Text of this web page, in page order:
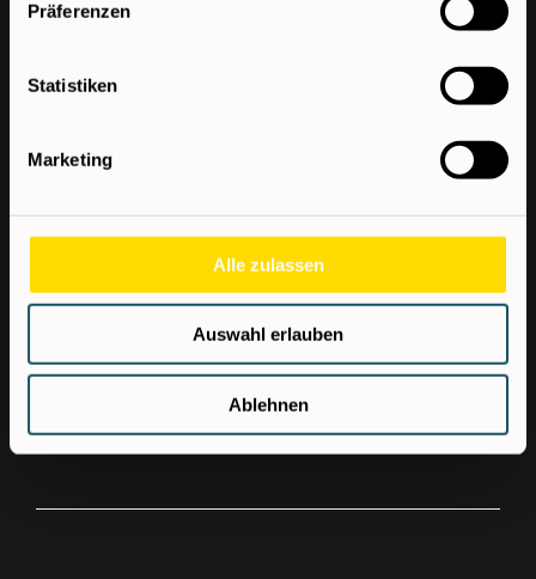
Präferenzen
Statistiken
Marketing
Alle zulassen
Auswahl erlauben
Ablehnen
Kostenloser Kompetenzcheck
Weiterbildungsmöglichkeiten
individualisierte Job-Angebote
Dauerstellen in renommierten Unternehmen
mit der Möglichkeit zur Übernahme
Verdienst
ab € 2.300,00 netto/ Monat
Überzahlung je nach Erfahrung möglich.